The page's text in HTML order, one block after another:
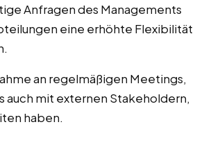
Anfragen des Managements
eine erhöhte Flexibilität
an regelmäßigen Meetings,
auch mit externen Stakeholdern,
haben.